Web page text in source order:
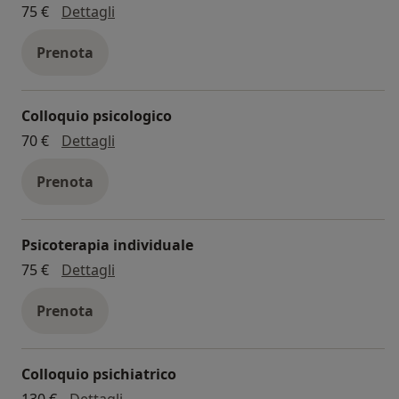
75 €
Dettagli
Prenota
Colloquio psicologico
70 €
Dettagli
Prenota
Psicoterapia individuale
75 €
Dettagli
Prenota
Colloquio psichiatrico